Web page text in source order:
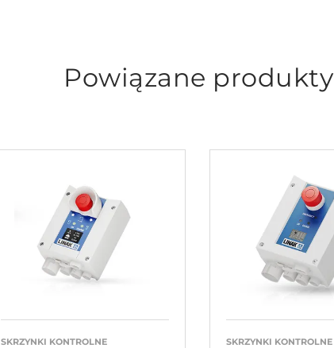
Powiązane produkty
SKRZYNKI KONTROLNE SKRZYNKI KONTROLNE